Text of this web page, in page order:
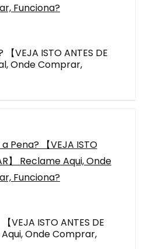
VEJA ISTO ANTES DE
Onde Comprar,
VEJA ISTO ANTES DE
Onde Comprar,